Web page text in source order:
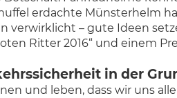
erdachte
– gute Ideen
Ritter 2016“ und einem
in der
und leben, dass wir uns